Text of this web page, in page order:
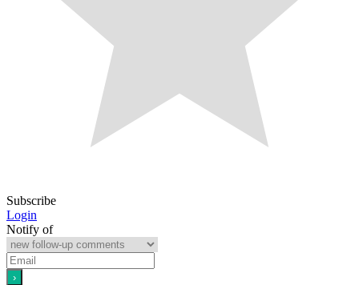
Subscribe
Login
Notify of